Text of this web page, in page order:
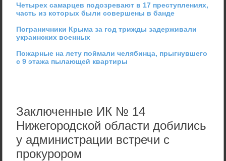
Четырех самарцев подозревают в 17 преступлениях,
часть из которых были совершены в банде
Пограничники Крыма за год трижды задерживали
украинских военных
Пожарные на лету поймали челябинца, прыгнувшего
с 9 этажа пылающей квартиры
Заключенные ИК № 14
Нижегородской области добились
у администрации встречи с
прокурором